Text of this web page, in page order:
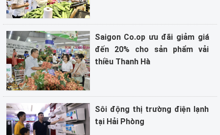
Saigon Co.op ưu đãi giảm giá
đến 20% cho sản phẩm vải
thiều Thanh Hà
Sôi động thị trường điện lạnh
tại Hải Phòng